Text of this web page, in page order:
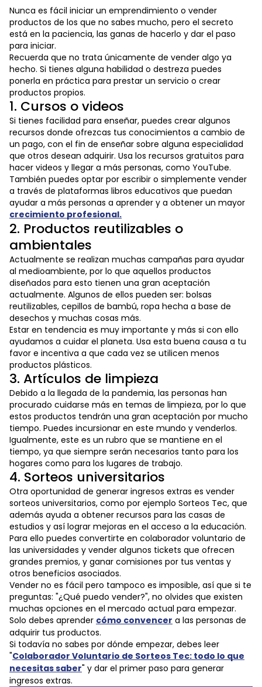
Nunca es fácil iniciar un emprendimiento o vender
productos de los que no sabes mucho, pero el secreto
está en la paciencia, las ganas de hacerlo y dar el paso
para iniciar.
Recuerda que no trata únicamente de vender algo ya
hecho. Si tienes alguna habilidad o destreza puedes
ponerla en práctica para prestar un servicio o crear
productos propios.
1. Cursos o videos
Si tienes facilidad para enseñar, puedes crear algunos
recursos donde ofrezcas tus conocimientos a cambio de
un pago, con el fin de enseñar sobre alguna especialidad
que otros desean adquirir. Usa los recursos gratuitos para
hacer videos y llegar a más personas, como YouTube.
También puedes optar por escribir o simplemente vender
a través de plataformas libros educativos que puedan
ayudar a más personas a aprender y a obtener un mayor
crecimiento profesional.
2. Productos reutilizables o
ambientales
Actualmente se realizan muchas campañas para ayudar
al medioambiente, por lo que aquellos productos
diseñados para esto tienen una gran aceptación
actualmente. Algunos de ellos pueden ser: bolsas
reutilizables, cepillos de bambú, ropa hecha a base de
desechos y muchas cosas más.
Estar en tendencia es muy importante y más si con ello
ayudamos a cuidar el planeta. Usa esta buena causa a tu
favor e incentiva a que cada vez se utilicen menos
productos plásticos.
3. Artículos de limpieza
Debido a la llegada de la pandemia, las personas han
procurado cuidarse más en temas de limpieza, por lo que
estos productos tendrán una gran aceptación por mucho
tiempo. Puedes incursionar en este mundo y venderlos.
Igualmente, este es un rubro que se mantiene en el
tiempo, ya que siempre serán necesarios tanto para los
hogares como para los lugares de trabajo.
4. Sorteos universitarios
Otra oportunidad de generar ingresos extras es vender
sorteos universitarios, como por ejemplo Sorteos Tec, que
además ayuda a obtener recursos para las casas de
estudios y así lograr mejoras en el acceso a la educación.
Para ello puedes convertirte en colaborador voluntario de
las universidades y vender algunos tickets que ofrecen
grandes premios, y ganar comisiones por tus ventas y
otros beneficios asociados.
Vender no es fácil pero tampoco es imposible, así que si te
preguntas: "¿Qué puedo vender?", no olvides que existen
muchas opciones en el mercado actual para empezar.
Solo debes aprender cómo convencer a las personas de
adquirir tus productos.
Si todavía no sabes por dónde empezar, debes leer
"Colaborador Voluntario de Sorteos Tec: todo lo que
necesitas saber" y dar el primer paso para generar
ingresos extras.